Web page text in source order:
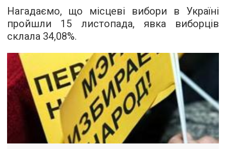
Нагадаємо, що місцеві вибори в Україні
пройшли 15 листопада, явка виборців
склала 34,08%.